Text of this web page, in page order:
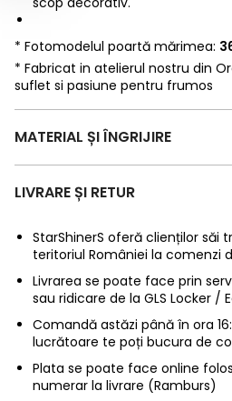
* Fotomodelul poartă mărimea:
* Fabricat in atelierul nostru din
suflet si pasiune pentru frumos
MATERIAL ȘI ÎNGRIJIRE
LIVRARE ȘI RETUR
StarShinerS oferă clienților săi
teritoriul României la comenzi
Livrarea se poate face prin
sau ridicare de la GLS Locker /
Comandă astăzi până în ora
lucrătoare te poți bucura de
Plata se poate face online
numerar la livrare (Ramburs)